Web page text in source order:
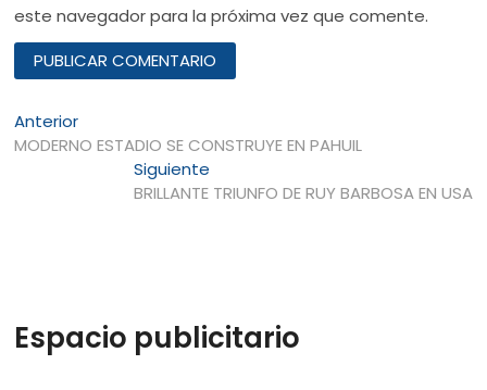
este navegador para la próxima vez que comente.
Navegación
de
entradas
AnteriorEntrada
anterior:
MODERNO ESTADIO SE CONSTRUYE EN PAHUIL
SiguienteEntrada
siguiente:
BRILLANTE TRIUNFO DE RUY BARBOSA EN USA
Espacio publicitario